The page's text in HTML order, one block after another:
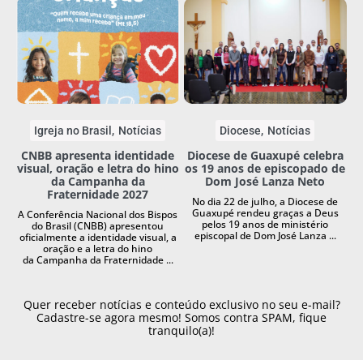
Igreja no Brasil Notícias
CNBB apresenta identidade
visual, oração e letra do hino
da Campanha da
Fraternidade 2027
A Conferência Nacional dos Bispos
do Brasil (CNBB) apresentou
oficialmente a identidade visual, a
oração e a letra do hino
da Campanha da Fraternidade ...
Diocese Notícias
Diocese de Guaxupé celebra
os 19 anos de episcopado de
Dom José Lanza Neto
No dia 22 de julho, a Diocese de
Guaxupé rendeu graças a Deus
pelos 19 anos de ministério
episcopal de Dom José Lanza ...
Quer receber notícias e conteúdo exclusivo no seu e-mail?
Cadastre-se agora mesmo! Somos contra SPAM, fique
tranquilo(a)!